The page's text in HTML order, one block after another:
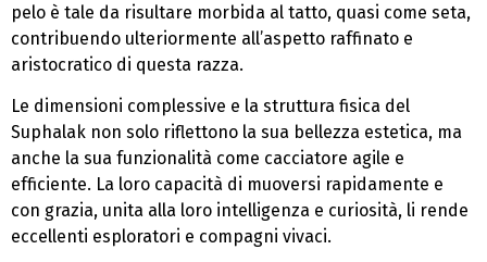
pelo è tale da risultare morbida al tatto, quasi come seta,
contribuendo ulteriormente all’aspetto raffinato e
aristocratico di questa razza.
Le dimensioni complessive e la struttura fisica del
Suphalak non solo riflettono la sua bellezza estetica, ma
anche la sua funzionalità come cacciatore agile e
efficiente. La loro capacità di muoversi rapidamente e
con grazia, unita alla loro intelligenza e curiosità, li rende
eccellenti esploratori e compagni vivaci.